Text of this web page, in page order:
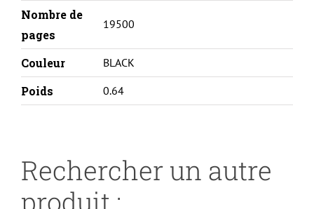
Nombre de
pages
19500
Couleur BLACK
Poids 0.64
Rechercher un autre
produit :